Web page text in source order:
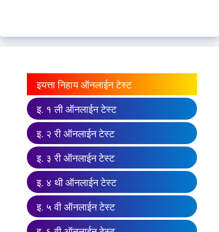
इयत्ता निहाय ऑनलाईन टेस्ट
इ. १ ली ऑनलाईन टेस्ट
इ. २ री ऑनलाईन टेस्ट
इ. ३ री ऑनलाईन टेस्ट
इ. ४ थी ऑनलाईन टेस्ट
इ. ५ वी ऑनलाईन टेस्ट